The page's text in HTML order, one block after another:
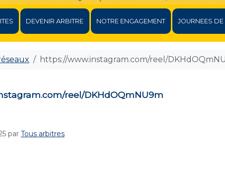
DEVENIR ARBITRE NOTRE ENGAGEMENT JOURNEES DE
https://www.instagram.com/reel/
reel/DKHdOQmNU9m
par Tous arbitres